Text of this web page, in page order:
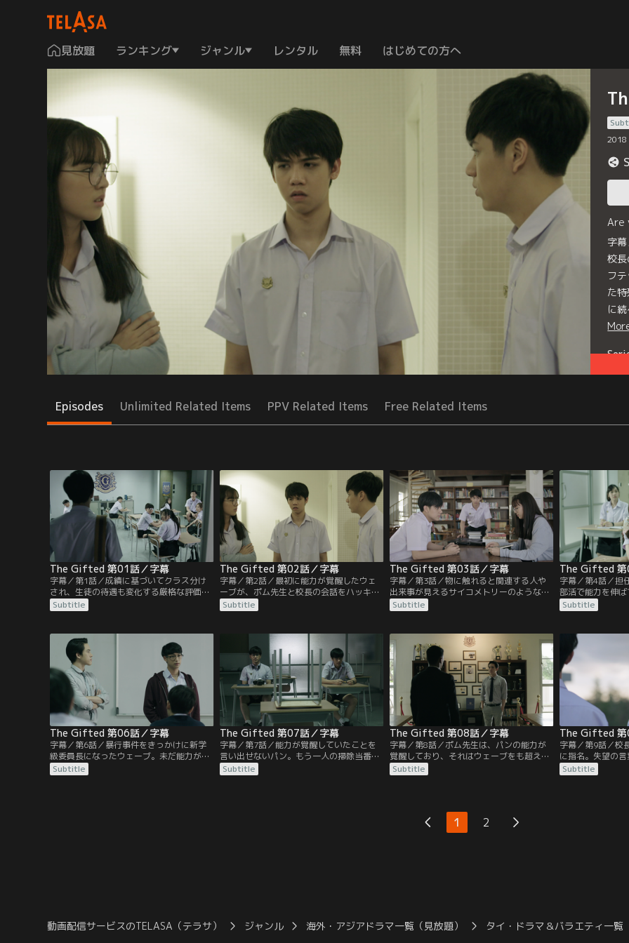
見放題 ランキング ジャンル レンタル 無料 はじめての方へ
2018
Are
字
校
フ
た
に
Episodes Unlimited Related Items PPV Related Items Free Related Items
The Gifted 第01話／字幕
字幕／第1話／成績に基づいてクラス分け
され、生徒の待遇も変化する厳格な評価シ
ステムが存在するリッターウィッタヤーコ
ム校。落ちこぼれのパンは最下位の8クラ
け試験の当日、突如頭の中に聞こえてきた
声に戸惑いながらも、パンは回答を記述す
る。なんと最上位のギフテッド・プログラ
ムに合格したのだった。
Subtitle
The Gifted 第02話／字幕
字幕／第2話／最初に能力が覚醒したウェ
ーブが、ポム先生と校長の会話をハッキン
グで盗聴。企みに気が付いた校長はギフテ
ッド・プログラムの目的を生徒たちに明か
性が表れるという。各自の能力に続々と目
覚める生徒たち。
Subtitle
The Gifted 第03話／字幕
字幕／第3話／物に触れると関連する人や
出来事が見えるサイコメトリーのような能
力を持つナムターン。特殊能力には副作用
もあり、彼女の場合は持病の高血圧症状が
らの能力に期待が膨らむナムターン。輝か
しい将来を約束されたギフテッド・プログ
ラムの出身者を調べるうち、5番目の生徒
チャノンの記録が消されていることに気が
付く。
Subtitle
The Gifted 第
字幕／第4話／担
部活で能力を伸
は演劇部でオー
の能力は人の感
いままにするク
ていた昔の自分
れた。犯人を突
が、動画まで晒
Subtitle
The Gifted 第06話／字幕
字幕／第6話／暴行事件をきっかけに新学
級委員長になったウェーブ。未だ能力が目
覚めないパンは、彼の提案で掃除当番をす
ることに。スポーツ万能の能力を持つモン
Subtitle
The Gifted 第07話／字幕
字幕／第7話／能力が覚醒していたことを
言い出せないパン。もう一人の掃除当番コ
ーンは、パンが能力を使った現場を目撃し
ていた。幼馴染のクレアは、コーンの寝ず
Subtitle
The Gifted 第08話／字幕
字幕／第8話／ポム先生は、パンの能力が
覚醒しており、それはウェーブをも超える
ものだと校長に話す。オームを実験台に能
力を試すパン。その能力とは、相手に触れ
ての都市伝説を解明するという特別中間試
験を与えられたギフテッド生たちは、各自
の能力を使い謎解きに奔走する。
Subtitle
The Gifted 第
字幕／第9話／校
に指名。失望の
は、能力の要と
る。誰にも認め
Subtitle
1 2
動画配信サービスのTELASA（テラサ） ジャンル 海外・アジアドラマ一覧（見放題） タイ・ドラマ＆バラエティ一覧